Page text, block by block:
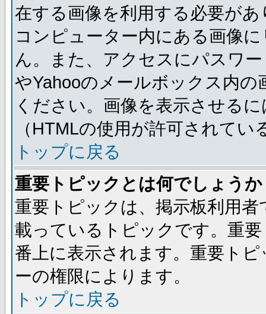
在する画像を利用する必要が
コンピューター内にある画像
ん。また、アクセスにパスワ
やYahooのメールボックス内
ください。画像を表示させる
（HTMLの使用が許可されて
トップに戻る
重要トピックとは何でしょうか
重要トピックは、掲示板利用
載っているトピックです。重
番上に表示されます。重要ト
ーの権限によります。
トップに戻る